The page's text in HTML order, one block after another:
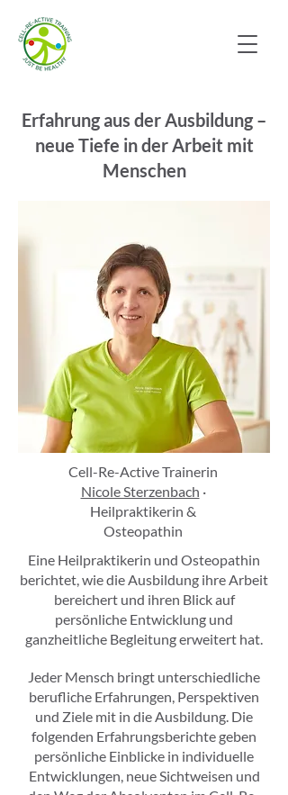
Erfahrung aus der Ausbildung –
neue Tiefe in der Arbeit mit
Menschen
Cell-Re-Active Trainerin
Nicole Sterzenbach ·
Heilpraktikerin &
Osteopathin
Eine Heilpraktikerin und Osteopathin
berichtet, wie die Ausbildung ihre Arbeit
bereichert und ihren Blick auf
persönliche Entwicklung und
ganzheitliche Begleitung erweitert hat.
Jeder Mensch bringt unterschiedliche
berufliche Erfahrungen, Perspektiven
und Ziele mit in die Ausbildung. Die
folgenden Erfahrungsberichte geben
persönliche Einblicke in individuelle
Entwicklungen, neue Sichtweisen und